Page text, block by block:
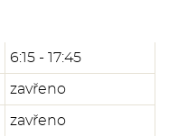
6:15 - 17:45
zavřeno
zavřeno